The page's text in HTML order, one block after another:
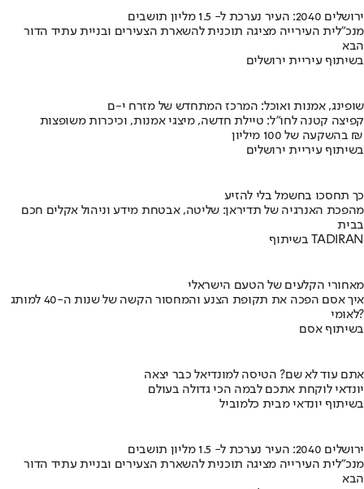
ירושלים 2040: העיר נערכת ל- 1.5 מליון תושבים
מנכ"לית העירייה מציגה תוכנית להשארת הצעירים ובניית עתיד הדור
הבא
בשיתוף עיריית ירושלים
שופינג, אמנות ואוכל: המרכז המתחדש של מזרח י-ם
קפיצה קטנה לחו"ל: טיילת חדשה, מיצגי אמנות, וכיכרות משופצות
בהשקעה של 100 מיליון ₪
בשיתוף עיריית ירושלים
כך תחסכו בחשמל בלי להזיע
מהפכת האנרגיה של תדיראן: שליטה, אבטחת מידע וניהול אקלים חכם
בבית
בשיתוף TADIRAN
מאחורי הקלעים של הטעם הישראלי
איך אסם הפכה את תקופת הצנע והמחסור הקשה של שנות ה-40 למותג
לאומי?
בשיתוף אסם
אתם עוד לא שם? הטיסה למונדיאל כבר יצאה
יונדאי לוקחת אתכם לבמה הכי גדולה בעולם
בשיתוף יונדאי מבית כלמוביל
ירושלים 2040: העיר נערכת ל- 1.5 מליון תושבים
מנכ"לית העירייה מציגה תוכנית להשארת הצעירים ובניית עתיד הדור
הבא